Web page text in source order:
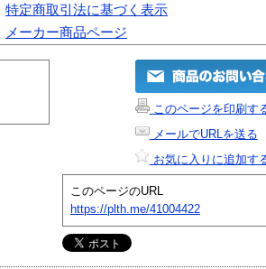
特定商取引法に基づく表示
メーカー商品ページ
このページを印刷す
メールでURLを送る
お気に入りに追加す
このページのURL
https://plth.me/41004422